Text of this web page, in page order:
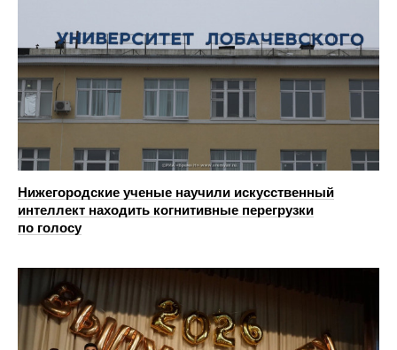
Нижегородские ученые научили искусственный
интеллект находить когнитивные перегрузки
по голосу